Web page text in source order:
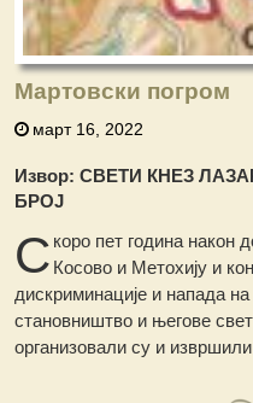
Мартовски погром
март 16, 2022
Извор: СВЕТИ КНЕЗ
БРОЈ
С коро пет година
Косово и Метохију и
дискриминације и напада
становништво и његове
организовали су и